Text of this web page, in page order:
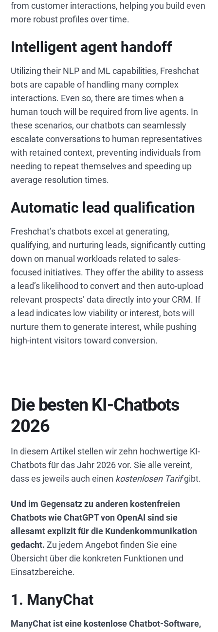
from customer interactions, helping you build even
more robust profiles over time.
Intelligent agent handoff
Utilizing their NLP and ML capabilities, Freshchat
bots are capable of handling many complex
interactions. Even so, there are times when a
human touch will be required from live agents. In
these scenarios, our chatbots can seamlessly
escalate conversations to human representatives
with retained context, preventing individuals from
needing to repeat themselves and speeding up
average resolution times.
Automatic lead qualification
Freshchat’s chatbots excel at generating,
qualifying, and nurturing leads, significantly cutting
down on manual workloads related to sales-
focused initiatives. They offer the ability to assess
a lead’s likelihood to convert and then auto-upload
relevant prospects’ data directly into your CRM. If
a lead indicates low viability or interest, bots will
nurture them to generate interest, while pushing
high-intent visitors toward conversion.
Die besten KI-Chatbots
2026
In diesem Artikel stellen wir zehn hochwertige KI-
Chatbots für das Jahr 2026 vor. Sie alle vereint,
dass es jeweils auch einen kostenlosen Tarifgibt.
Und im Gegensatz zu anderen kostenfreien
Chatbots wie ChatGPT von OpenAI sind sie
allesamt explizit für die Kundenkommunikation
gedacht.Zu jedem Angebot finden Sie eine
Übersicht über die konkreten Funktionen und
Einsatzbereiche.
1. ManyChat
ManyChat ist eine kostenlose Chatbot-Software,